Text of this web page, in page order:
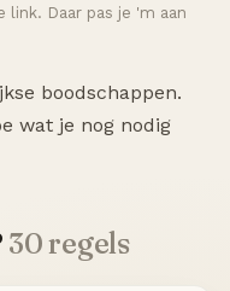
link. Daar pas je 'm aan
boodschappen.
wat je nog nodig
30 regels